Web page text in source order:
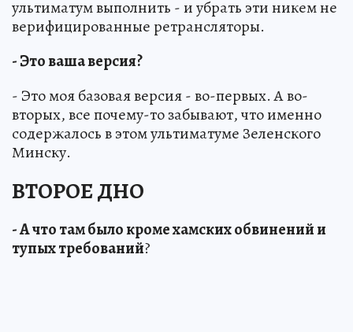
ультиматум выполнить - и убрать эти никем не
верифицированные ретрансляторы.
- Это ваша версия?
- Это моя базовая версия - во-первых. А во-
вторых, все почему-то забывают, что именно
содержалось в этом ультиматуме Зеленского
Минску.
ВТОРОЕ ДНО
- А что там было кроме хамских обвинений и
тупых требований?